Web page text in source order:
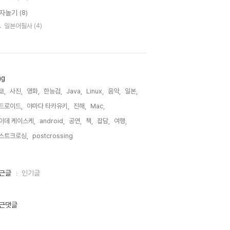
놀기 (8)
일본어필사 (4)
, 사진, 영화, 한능검, Java, Linux, 음악,
일본,
로이드,
야마다 타카유키, 진해,
Mac,
데 케이스케,
android, 공연, 책, 잡담,
여행,
트크로싱,
postcrossing,
글 인기글
댓글